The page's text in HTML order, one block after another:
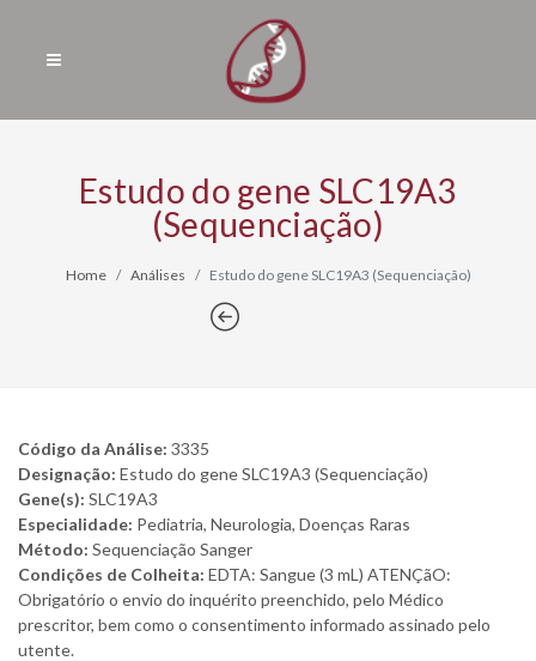
Estudo do gene SLC19A3
(Sequenciação)
Home Análises Estudo do gene SLC19A3 (Sequenciação)
Código da Análise: 3335
Designação: Estudo do gene SLC19A3 (Sequenciação)
Gene(s): SLC19A3
Especialidade: Pediatria, Neurologia, Doenças Raras
Método: Sequenciação Sanger
Condições de Colheita: EDTA: Sangue (3 mL) ATENÇãO:
Obrigatório o envio do inquérito preenchido, pelo Médico
prescritor, bem como o consentimento informado assinado pelo
utente.